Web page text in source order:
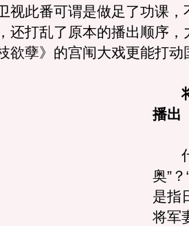
视此番可谓是做足了功课，
还打乱了原本的播出顺序，
欲孽》的宫闱大戏更能打动
播出
什
奥”
是指
将军